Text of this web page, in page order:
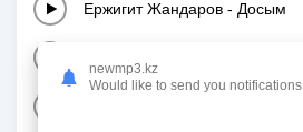
Ержигит Жандаров - Досым
newmp3.kz
Would like to send you notifications